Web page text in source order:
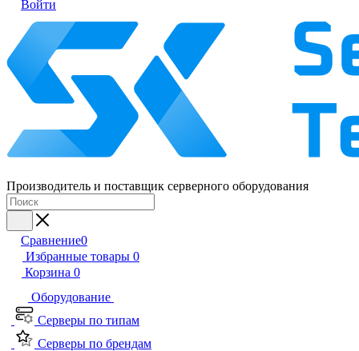
Войти
Производитель и поставщик серверного оборудования
Сравнение0
Избранные товары 0
Корзина 0
Оборудование
Серверы по типам
Серверы по брендам